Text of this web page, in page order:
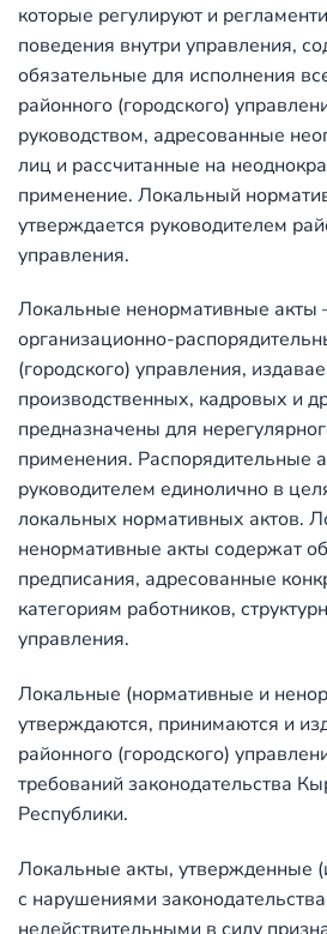
которые регулируют и
поведения внутри управления,
обязательные для исполнения
районного (городского)
руководством, адресованные
лиц и рассчитанные на
применение. Локальный
утверждается руководителем
управления.
Локальные ненормативные акты
организационно-
(городского) управления,
производственных, кадровых и
предназначены для
применения. Распорядительные
руководителем единолично в
локальных нормативных актов.
ненормативные акты содержат
предписания, адресованные
категориям работников,
управления.
Локальные (нормативные и
утверждаются, принимаются и
районного (городского)
требований законодательства
Республики.
Локальные акты, утвержденные
с нарушениями